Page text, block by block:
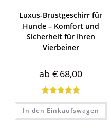
Luxus-Brustgeschirr für
Hunde – Komfort und
Sicherheit für Ihren
Vierbeiner
ab€ 68,00
Bewertet mit
5.00 von 5
In den Einkaufswagen